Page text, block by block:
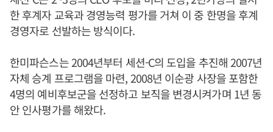
한 후계자 교육과 경영능력 평가를 거쳐 이 중 한명을 후계
경영자로 선발하는 방식이다.
한미파슨스는 2004년부터 세션-C의 도입을 추진해 2007년
자체 승계 프로그램을 마련, 2008년 이순광 사장을 포함한
4명의 예비후보군을 선정하고 보직을 변경시켜가며 1년 동
안 인사평가를 해왔다.